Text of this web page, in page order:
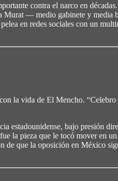
contra el narco en
Murat — medio gabinete y media
en redes sociales con un
la vida de El Mencho. “Celebro
estadounidense, bajo presión
la pieza que le tocó mover en
de que la oposición en México